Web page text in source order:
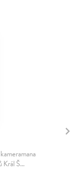
Š...